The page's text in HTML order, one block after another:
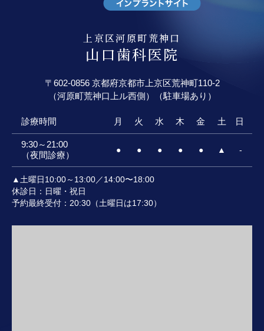
上京区河原町荒神口
山口歯科医院
〒602-0856 京都府京都市上京区荒神町110-2
（河原町荒神口上ル西側）（駐車場あり）
診療時間 月 火 水 木 金 土 日
9:30～21:00
（夜間診療）
● ● ● ● ● ▲ -
▲土曜日10:00～13:00／14:00〜18:00
休診日：日曜・祝日
予約最終受付：20:30（土曜日は17:30）